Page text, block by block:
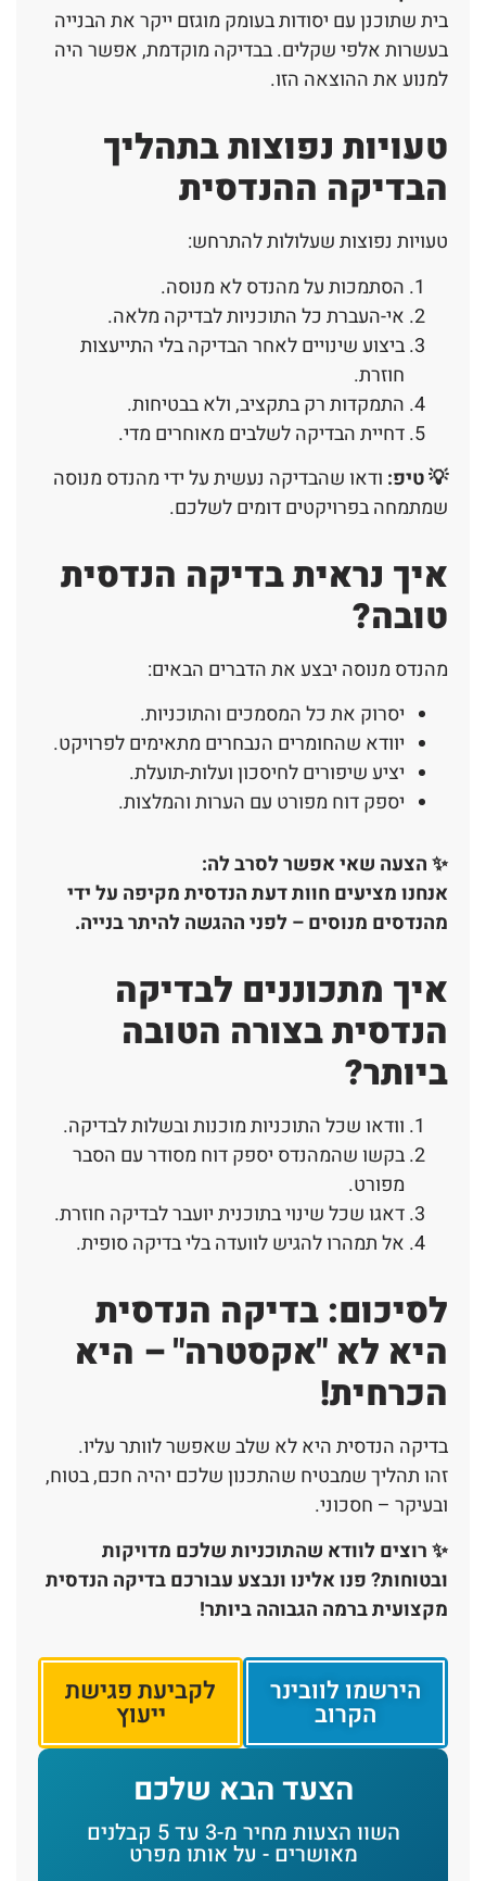
בית שתוכנן עם יסודות בעומק מוגזם ייקר את הבנייה
בעשרות אלפי שקלים. בבדיקה מוקדמת, אפשר היה
למנוע את ההוצאה הזו.
טעויות נפוצות בתהליך
הבדיקה ההנדסית
טעויות נפוצות שעלולות להתרחש:
הסתמכות על מהנדס לא מנוסה.
אי-העברת כל התוכניות לבדיקה מלאה.
ביצוע שינויים לאחר הבדיקה בלי התייעצות
חוזרת.
התמקדות רק בתקציב, ולא בבטיחות.
דחיית הבדיקה לשלבים מאוחרים מדי.
💡 טיפ: ודאו שהבדיקה נעשית על ידי מהנדס מנוסה
שמתמחה בפרויקטים דומים לשלכם.
איך נראית בדיקה הנדסית
טובה?
מהנדס מנוסה יבצע את הדברים הבאים:
יסרוק את כל המסמכים והתוכניות.
יוודא שהחומרים הנבחרים מתאימים לפרויקט.
יציע שיפורים לחיסכון ועלות-תועלת.
יספק דוח מפורט עם הערות והמלצות.
✨הצעה שאי אפשר לסרב לה:
אנחנו מציעים חוות דעת הנדסית מקיפה על ידי
מהנדסים מנוסים – לפני ההגשה להיתר בנייה.
איך מתכוננים לבדיקה
הנדסית בצורה הטובה
ביותר?
וודאו שכל התוכניות מוכנות ובשלות לבדיקה.
בקשו שהמהנדס יספק דוח מסודר עם הסבר
מפורט.
דאגו שכל שינוי בתוכנית יועבר לבדיקה חוזרת.
אל תמהרו להגיש לוועדה בלי בדיקה סופית.
לסיכום: בדיקה הנדסית
היא לא "אקסטרה" – היא
הכרחית!
בדיקה הנדסית היא לא שלב שאפשר לוותר עליו.
זהו תהליך שמבטיח שהתכנון שלכם יהיה חכם, בטוח,
ובעיקר – חסכוני.
✨ רוצים לוודא שהתוכניות שלכם מדויקות
ובטוחות? פנו אלינו ונבצע עבורכם בדיקה הנדסית
מקצועית ברמה הגבוהה ביותר!
הירשמו לוובינר
הקרוב
לקביעת פגישת
ייעוץ
הצעד הבא שלכם
השוו הצעות מחיר מ-3 עד 5 קבלנים
מאושרים - על אותו מפרט